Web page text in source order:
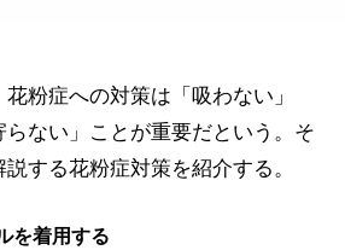
粉症への対策は「吸わない」
らない」ことが重要だという。そ
する花粉症対策を紹介する。
を着用する